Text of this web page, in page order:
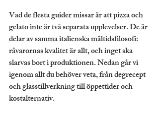
Vad de flesta guider missar är att pizza och
gelato inte är två separata upplevelser. De är
delar av samma italienska måltidsfilosofi:
råvarornas kvalitet är allt, och inget ska
slarvas bort i produktionen. Nedan går vi
igenom allt du behöver veta, från degrecept
och glasstillverkning till öppettider och
kostalternativ.